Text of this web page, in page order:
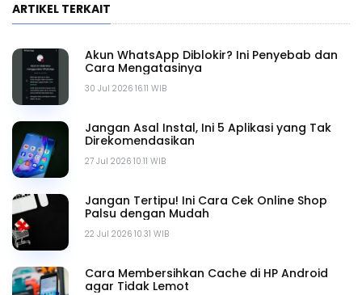
ARTIKEL TERKAIT
30 Jul 2026 16.11 WIB
Akun WhatsApp Diblokir? Ini Penyebab dan
Cara Mengatasinya
27 Jul 2026 10.11 WIB
Jangan Asal Instal, Ini 5 Aplikasi yang Tak
Direkomendasikan
22 Jul 2026 10.31 WIB
Jangan Tertipu! Ini Cara Cek Online Shop
Palsu dengan Mudah
Cara Membersihkan Cache di HP Android
agar Tidak Lemot